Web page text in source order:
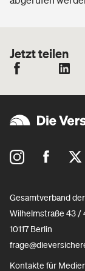
Jetzt teilen
Gesamtverband
Wilhelmstraße 43 /
10117 Berlin
Kontakte für